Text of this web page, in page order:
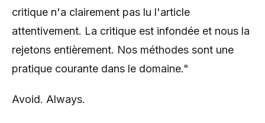
critique n'a clairement pas lu l'article
attentivement. La critique est infondée et nous la
rejetons entièrement. Nos méthodes sont une
pratique courante dans le domaine."
Avoid. Always.